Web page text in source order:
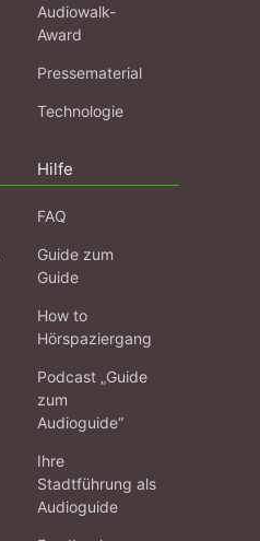
Audiowalk-
Award
Pressematerial
Technologie
Hilfe
FAQ
Guide zum
Guide
How to
Hörspaziergang
Podcast „Guide
zum
Audioguide“
Ihre
Stadtführung als
Audioguide